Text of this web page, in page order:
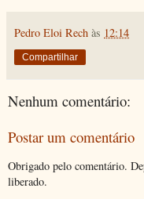
Pedro Eloi Rech às 12:14
Compartilhar
Nenhum comentário:
Postar um comentário
Obrigado pelo comentário.
liberado.